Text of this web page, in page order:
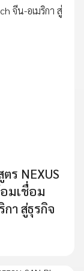
ร NEXUS
มเชื่อม
า สู่ธุรกิจ